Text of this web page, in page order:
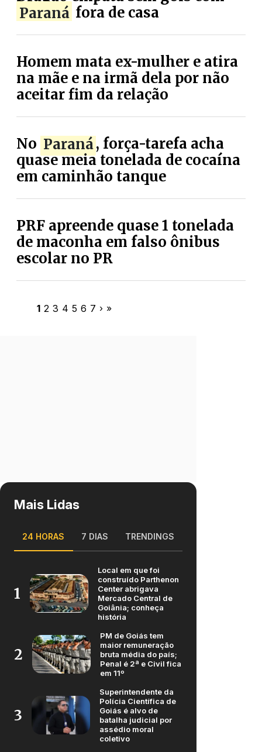
Paraná fora de casa
Homem mata ex-mulher e atira
na mãe e na irmã dela por não
aceitar fim da relação
No Paraná, força-tarefa acha
quase meia tonelada de cocaína
em caminhão tanque
PRF apreende quase 1 tonelada
de maconha em falso ônibus
escolar no PR
1 2 3 4 5 6 7 › »
Mais Lidas
24 HORAS 7 DIAS TRENDINGS
1
Local em que foi
construído Parthenon
Center abrigava
Mercado Central de
Goiânia; conheça
história
2
PM de Goiás tem
maior remuneração
bruta média do país;
Penal é 2ª e Civil fica
em 11º
3
Superintendente da
Polícia Científica de
Goiás é alvo de
batalha judicial por
assédio moral
coletivo